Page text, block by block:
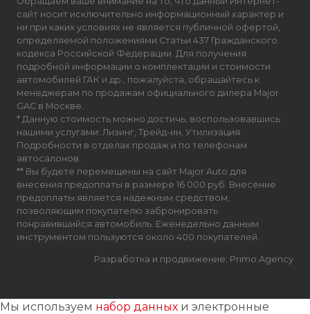
сайт носит исключительно информационный характер и
ни при каких условиях не является публичной офертой,
определяемой положениями Статьи 437 Гражданского
кодекса Российской Федерации. Для получения
подробной информации о комплектации и стоимости
автомобилей ГАК и др., пожалуйста, обращайтесь к
менеджерам по продажам официального дилера Major
GAC в Москве.
* Данную стоимость можно достичь, воспользовавшись
нашими услугами: Лизинг, Трейд-ин, Утилизация.
Подробности в отделах продаж и по телефонам
автосалонов.
** Вы будете перемещены на сайт Major Auto для
внесения предоплаты в размере 16 000 руб. Внесение
предоплаты является надежным средством,
позволяющим покупателю забронировать
понравившийся автомобиль. Еженедельно данным
инструментом пользуются около 400 покупателей.
Разработка и продвижение: Primo.Agency
Мы используем набор данных и электронные